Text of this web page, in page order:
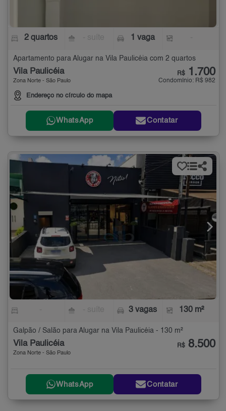
2 quartos 1 vaga
Apartamento para Alugar na Vila Paulicéia com 2 quartos
Vila Paulicéia
Zona Norte - São Paulo
Endereço no círculo do mapa
R$ 1.700
Condomínio: R$ 982
WhatsApp Contatar
3 vagas 130 m²
Galpão / Salão para Alugar na Vila Paulicéia - 130 m²
Vila Paulicéia
Zona Norte - São Paulo
R$ 8.500
WhatsApp Contatar